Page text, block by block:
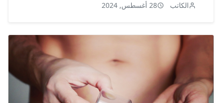
الكاتب 28 أغسطس, 2024